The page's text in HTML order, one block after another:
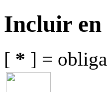
Incluir en
[ * ] =